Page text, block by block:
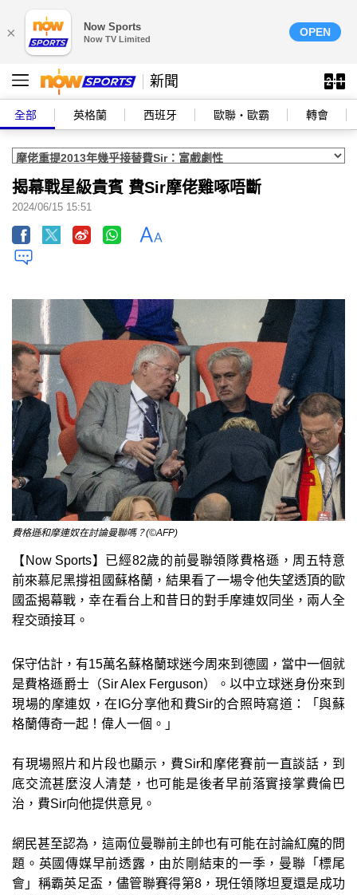
× Now Sports
Now TV Limited
OPEN
新聞
全部 英格蘭 西班牙 歐聯‧歐霸 轉會
揭幕戰星級貴賓 費Sir摩佬雞啄唔斷
2024/06/15 15:51
費格遜和摩連奴在討論曼聯嗎？(©AFP)
【Now Sports】已經82歲的前曼聯領隊費格遜，周五特意
前來慕尼黑撐祖國蘇格蘭，結果看了一場令他失望透頂的歐
國盃揭幕戰，幸在看台上和昔日的對手摩連奴同坐，兩人全
程交頭接耳。
保守估計，有15萬名蘇格蘭球迷今周來到德國，當中一個就
是費格遜爵士（Sir Alex Ferguson）。以中立球迷身份來到
現場的摩連奴，在IG分享他和費Sir的合照時寫道：「與蘇
格蘭傳奇一起！偉人一個。」
有現場照片和片段也顯示，費Sir和摩佬賽前一直談話，到
底交流甚麼沒人清楚，也可能是後者早前落實接掌費倫巴
治，費Sir向他提供意見。
網民甚至認為，這兩位曼聯前主帥也有可能在討論紅魔的問
題。英國傳媒早前透露，由於剛結束的一季，曼聯「標尾
會」稱霸英足盃，儘管聯賽得第8，現任領隊坦夏還是成功